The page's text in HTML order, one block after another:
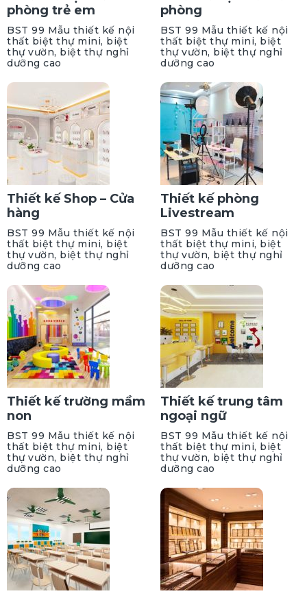
phòng trẻ em
BST 99 Mẫu thiết kế nội
thất biệt thự mini, biệt
thự vườn, biệt thự nghỉ
dưỡng cao
phòng
BST 99 Mẫu thiết kế nội
thất biệt thự mini, biệt
thự vườn, biệt thự nghỉ
dưỡng cao
Thiết kế Shop – Cửa
hàng
BST 99 Mẫu thiết kế nội
thất biệt thự mini, biệt
thự vườn, biệt thự nghỉ
dưỡng cao
Thiết kế phòng
Livestream
BST 99 Mẫu thiết kế nội
thất biệt thự mini, biệt
thự vườn, biệt thự nghỉ
dưỡng cao
Thiết kế trường mầm
non
BST 99 Mẫu thiết kế nội
thất biệt thự mini, biệt
thự vườn, biệt thự nghỉ
dưỡng cao
Thiết kế trung tâm
ngoại ngữ
BST 99 Mẫu thiết kế nội
thất biệt thự mini, biệt
thự vườn, biệt thự nghỉ
dưỡng cao